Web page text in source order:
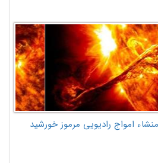
امواج رادیویی مرموز خورشید